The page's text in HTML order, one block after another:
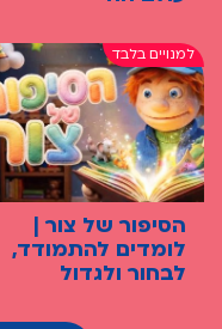
הסיפור של צור |
לומדים להתמודד,
לבחור ולגדול